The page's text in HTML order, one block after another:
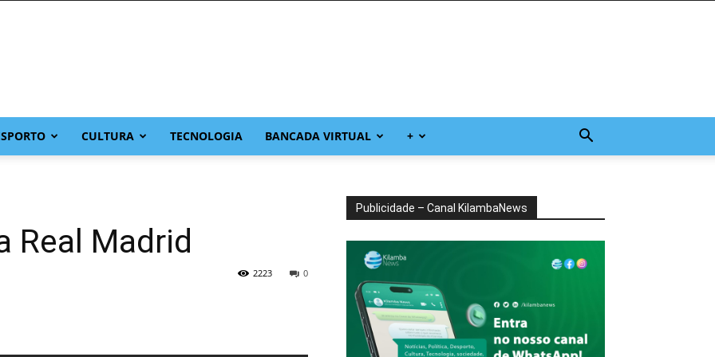
CULTURA TECNOLOGIA BANCADA VIRTUAL +
Real Madrid
0
2223
Publicidade – Canal KilambaNews